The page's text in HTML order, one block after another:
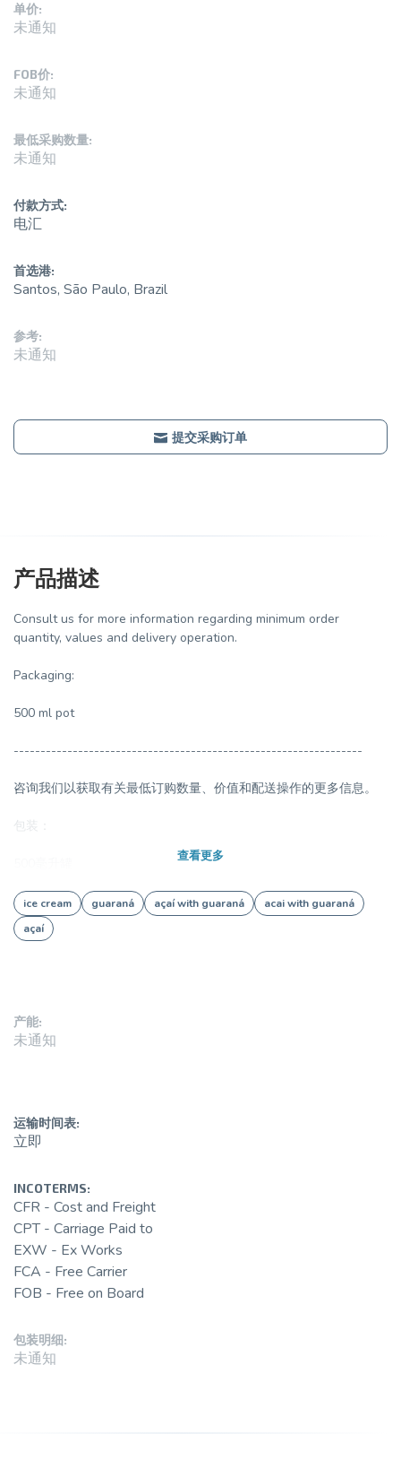
单价:
未通知
FOB价:
未通知
最低采购数量:
未通知
付款方式:
电汇
首选港:
Santos, São Paulo, Brazil
参考:
未通知
提交采购订单
产品描述
Consult us for more information regarding minimum order
quantity, values and delivery operation.
Packaging:
500 ml pot
-----------------------------------------------------------------
咨询我们以获取有关最低订购数量、价值和配送操作的更多信息。
包装：
查看更多
ice cream guaraná açaí with guaraná
acai with guaraná
açaí
产能:
未通知
运输时间表:
立即
INCOTERMS:
CFR - Cost and Freight
CPT - Carriage Paid to
EXW - Ex Works
FCA - Free Carrier
FOB - Free on Board
包装明细:
未通知